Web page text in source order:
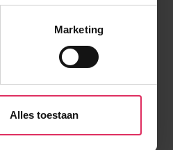
detailgedeeltein. U kunt uw
jouw gebruik van onze site
kunnen deze gegevens
Marketing
Alles toestaan